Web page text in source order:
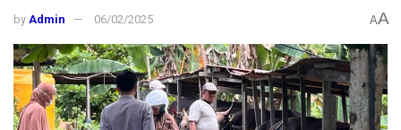
by Admin 06/02/2025 AA